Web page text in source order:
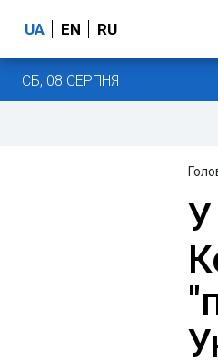
UA EN RU
СБ, 08 СЕРПНЯ
У